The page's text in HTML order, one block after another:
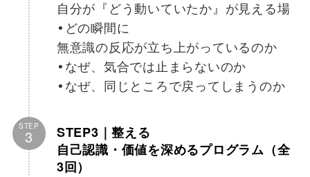
自分が『どう動いていたか』が見える場
•どの瞬間に
無意識の反応が立ち上がっているのか
•なぜ、気合では止まらないのか
•なぜ、同じところで戻ってしまうのか
STEP
3
STEP3｜整える
自己認識・価値を深めるプログラム（全
3回）